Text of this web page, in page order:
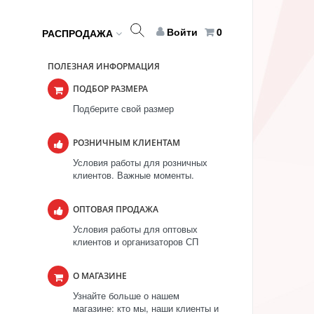
РАСПРОДАЖА Войти 0
ПОЛЕЗНАЯ ИНФОРМАЦИЯ
ПОДБОР РАЗМЕРА
Подберите свой размер
РОЗНИЧНЫМ КЛИЕНТАМ
Условия работы для розничных
клиентов. Важные моменты.
ОПТОВАЯ ПРОДАЖА
Условия работы для оптовых
клиентов и организаторов СП
О МАГАЗИНЕ
Узнайте больше о нашем
магазине: кто мы, наши клиенты и